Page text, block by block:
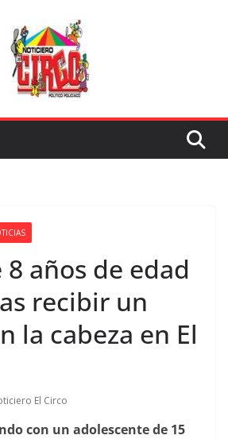
8 años de edad
recibir un
la cabeza en El
El Circo
con un adolescente de 15